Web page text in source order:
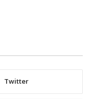
Twitter